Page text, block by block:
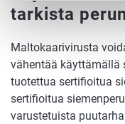
tarkista
Maltokaarivirusta
vähentää käyttämällä
tuotettua sertifioitua
sertifioitua
varustetuista